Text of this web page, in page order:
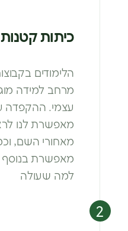
כיתות קטנות
הלימודים
מרחב למידה
עצמי. ההקפדה
מאפשרת לנו
מאחורי השם,
מאפשרת
למה שעולה